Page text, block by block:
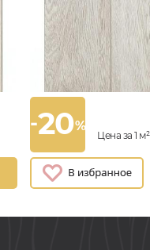
-20%
Цена за 1 м²